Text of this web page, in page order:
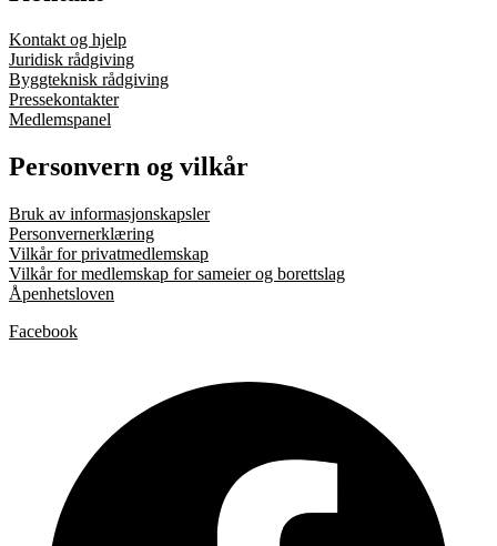
Kontakt og hjelp
Juridisk rådgiving
Byggteknisk rådgiving
Pressekontakter
Medlemspanel
Personvern og vilkår
Bruk av informasjonskapsler
Personvernerklæring
Vilkår for privatmedlemskap
Vilkår for medlemskap for sameier og borettslag
Åpenhetsloven
Facebook